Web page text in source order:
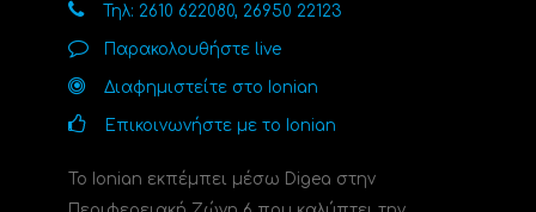
Τηλ: 2610 622080, 26950 22123
Παρακολουθήστε live
Διαφημιστείτε στο Ionian
Επικοινωνήστε με το Ionian
Το Ionian εκπέμπει μέσω Digea στην